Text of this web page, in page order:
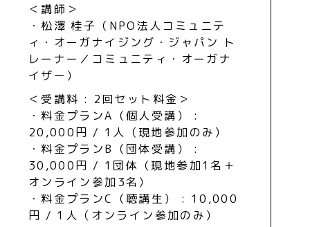
＜講師＞
・松澤 桂子（NPO法人コミュニテ
ィ・オーガナイジング・ジャパン ト
レーナー／コミュニティ・オーガナ
イザー）
＜受講料 : 2回セット料金＞
・料金プランA（個人受講） :
20,000円 / 1人（現地参加のみ）
・料金プランB（団体受講） :
30,000円 / 1団体（現地参加1名＋
オンライン参加3名）
・料金プランC（聴講生） : 10,000
円 / 1人（オンライン参加のみ）